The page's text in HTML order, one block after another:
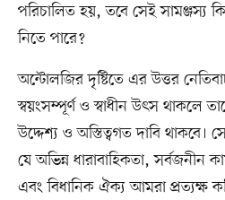
পরিচালিত হয়, তবে সেই সামঞ্জস্য
নিতে পারে?
অন্টোলজির দৃষ্টিতে এর উত্তর
স্বয়ংসম্পূর্ণ ও স্বাধীন উৎস থাকলে
উদ্দেশ্য ও অস্তিত্বগত দাবি থাকবে।
যে অভিন্ন ধারাবাহিকতা, সর্বজনীন
এবং বিধানিক ঐক্য আমরা প্রত্যক্ষ